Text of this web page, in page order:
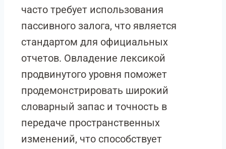
часто требует использования
пассивного залога, что является
стандартом для официальных
отчетов. Овладение лексикой
продвинутого уровня поможет
продемонстрировать широкий
словарный запас и точность в
передаче пространственных
изменений, что способствует